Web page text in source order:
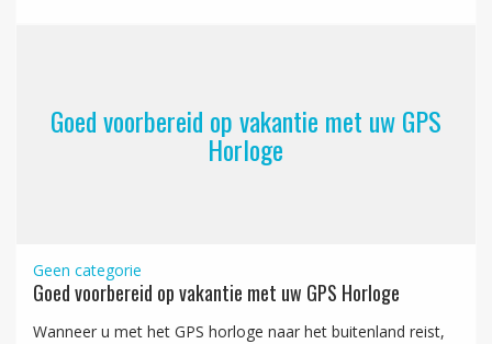
Goed voorbereid op vakantie met uw GPS
Horloge
Geen categorie
Goed voorbereid op vakantie met uw GPS Horloge
Wanneer u met het GPS horloge naar het buitenland reist,